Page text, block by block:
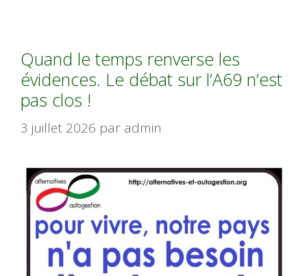
Quand le temps renverse les
évidences. Le débat sur l’A69 n’est
pas clos !
3 juillet 2026 par admin